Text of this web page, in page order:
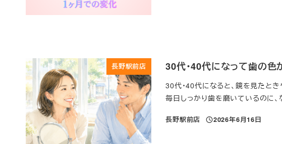
長野駅前店 30代・40代になって歯の
30代・40代になると、鏡を見たと
毎日しっかり歯を磨いているのに
長野駅前店
投稿日
2026年6月16日